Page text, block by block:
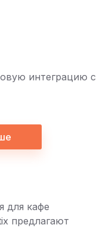
интеграцию с
для кафе
предлагают